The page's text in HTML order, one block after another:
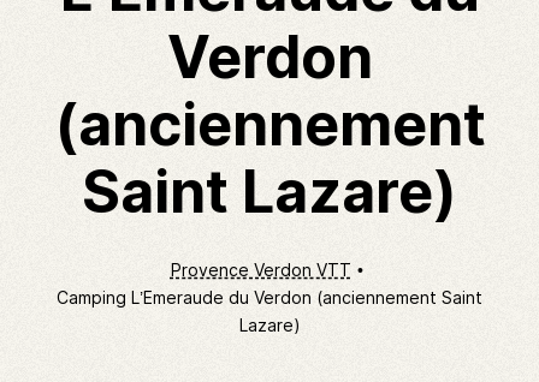
Verdon
(anciennement
Saint Lazare)
Provence Verdon VTT
Camping L’Emeraude du Verdon (anciennement Saint
Lazare)